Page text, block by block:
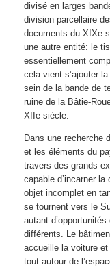
divisé en larges
division parcellaire
documents du XIXe
une autre entité: le
essentiellement
cela vient s’ajouter
sein de la bande de
ruine de la Bâtie-
XIIe siècle.
Dans une recherche
et les éléments du
travers des grands
capable d’incarner
objet incomplet en
se tournent vers le
autant
différents. Le
accueille la voiture
tout autour de